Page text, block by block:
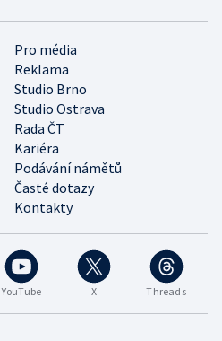
YouTube X Threads
Pro média
Reklama
Studio Brno
Studio Ostrava
Rada ČT
Kariéra
Podávání námětů
Časté dotazy
Kontakty